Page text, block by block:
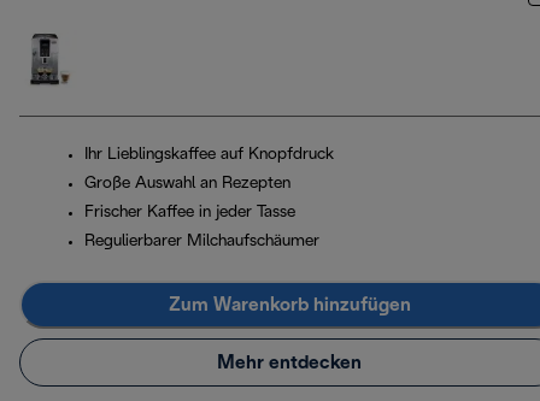
Ihr Lieblingskaffee auf Knopfdruck
Große Auswahl an Rezepten
Frischer Kaffee in jeder Tasse
Regulierbarer Milchaufschäumer
Zum Warenkorb hinzufügen
Mehr entdecken